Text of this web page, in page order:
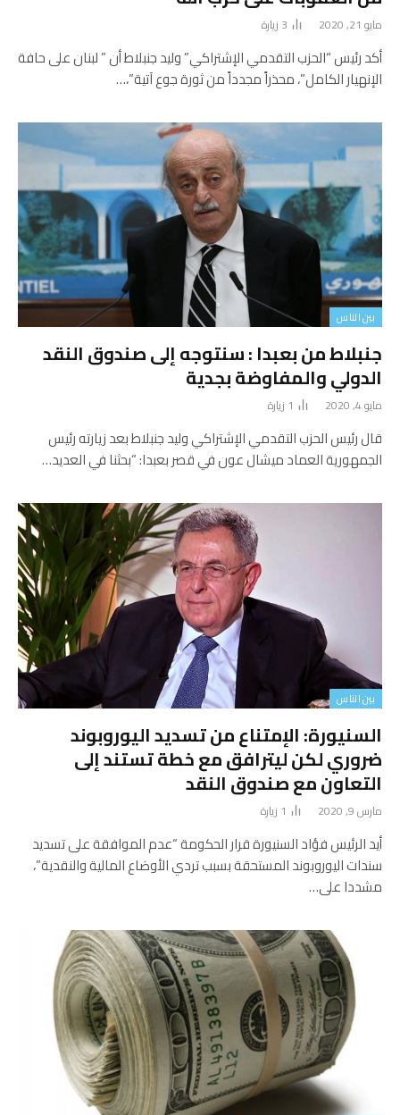
مايو 21, 2020 3 زيارة
أكد رئيس “الحزب التقدمي الإشتراكي” وليد جنبلاط أن ” لبنان على حافة
الإنهيار الكامل”، محذراً مجدداً من ثورة جوع آتية”،…
بين الناس
جنبلاط من بعبدا : سنتوجه إلى صندوق النقد
الدولي والمفاوضة بجدية
مايو 4, 2020 1 زيارة
قال رئيس الحزب التقدمي الإشتراكي وليد جنبلاط بعد زيارته رئيس
الجمهورية العماد ميشال عون في قصر بعبدا: “بحثنا في العديد…
بين الناس
السنيورة: الإمتناع من تسديد اليوروبوند
ضروري لكن ليترافق مع خطة تستند إلى
التعاون مع صندوق النقد
مارس 9, 2020 1 زيارة
أيد الرئيس فؤاد السنيورة قرار الحكومة “عدم الموافقة على تسديد
سندات اليوروبوند المستحقة بسبب تردي الأوضاع المالية والنقدية”،
مشددا على…